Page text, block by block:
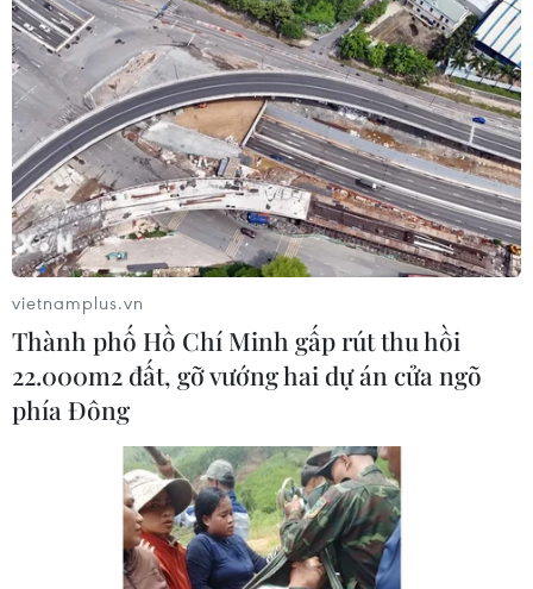
Iran ra điều kiện yêu cầu Mỹ rút quân, bồi thường
để mở lại eo biển Hormuz
09/08/2026 07:08
Tổng thống Iran nhấn mạnh Tehran sẽ không bị ép
buộc phải đầu hàng
vietnamplus.vn
Thành phố Hồ Chí Minh gấp rút thu hồi
22.000m2 đất, gỡ vướng hai dự án cửa ngõ
phía Đông